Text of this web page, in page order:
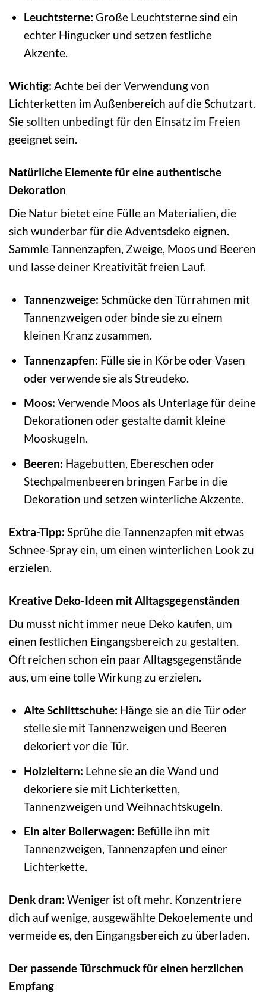
Leuchtsterne: Große Leuchtsterne sind ein
echter Hingucker und setzen festliche
Akzente.
Wichtig: Achte bei der Verwendung von
Lichterketten im Außenbereich auf die Schutzart.
Sie sollten unbedingt für den Einsatz im Freien
geeignet sein.
Natürliche Elemente für eine authentische
Dekoration
Die Natur bietet eine Fülle an Materialien, die
sich wunderbar für die Adventsdeko eignen.
Sammle Tannenzapfen, Zweige, Moos und Beeren
und lasse deiner Kreativität freien Lauf.
Tannenzweige: Schmücke den Türrahmen mit
Tannenzweigen oder binde sie zu einem
kleinen Kranz zusammen.
Tannenzapfen: Fülle sie in Körbe oder Vasen
oder verwende sie als Streudeko.
Moos: Verwende Moos als Unterlage für deine
Dekorationen oder gestalte damit kleine
Mooskugeln.
Beeren: Hagebutten, Ebereschen oder
Stechpalmenbeeren bringen Farbe in die
Dekoration und setzen winterliche Akzente.
Extra-Tipp: Sprühe die Tannenzapfen mit etwas
Schnee-Spray ein, um einen winterlichen Look zu
erzielen.
Kreative Deko-Ideen mit Alltagsgegenständen
Du musst nicht immer neue Deko kaufen, um
einen festlichen Eingangsbereich zu gestalten.
Oft reichen schon ein paar Alltagsgegenstände
aus, um eine tolle Wirkung zu erzielen.
Alte Schlittschuhe: Hänge sie an die Tür oder
stelle sie mit Tannenzweigen und Beeren
dekoriert vor die Tür.
Holzleitern: Lehne sie an die Wand und
dekoriere sie mit Lichterketten,
Tannenzweigen und Weihnachtskugeln.
Ein alter Bollerwagen: Befülle ihn mit
Tannenzweigen, Tannenzapfen und einer
Lichterkette.
Denk dran: Weniger ist oft mehr. Konzentriere
dich auf wenige, ausgewählte Dekoelemente und
vermeide es, den Eingangsbereich zu überladen.
Der passende Türschmuck für einen herzlichen
Empfang